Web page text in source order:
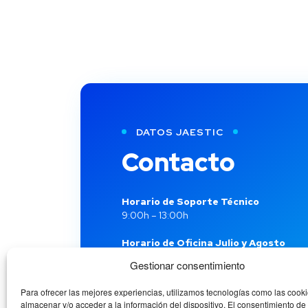
Gestionar consentimiento
Para ofrecer las mejores experiencias, utilizamos tecnologías como las
almacenar y/o acceder a la información del dispositivo. El consentimiento de
DATOS JAESTIC
Contacto
Horario de Soporte Técnico
9:00h – 13:00h
Horario de Oficina Julio y Agosto
¿DÓNDE ESTAMOS?